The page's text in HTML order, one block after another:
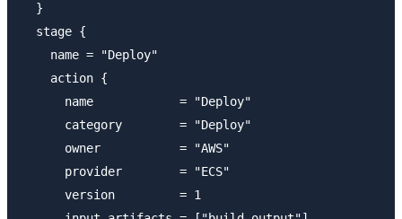
  }
  stage {
    name = "Deploy"
    action {
      name            = "Deploy"
      category        = "Deploy"
      owner           = "AWS"
      provider        = "ECS"
      version         = 1